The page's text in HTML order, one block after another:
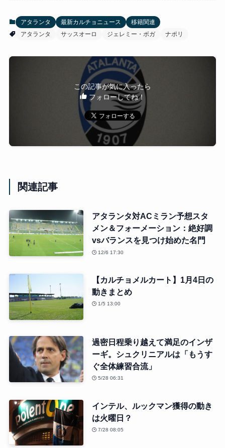
アタランタ 最新カルチョニュース
移籍関連
アタランタ
サッスオーロ ジェレミー・ボガ ナポリ
この記事が気に入ったら
フォローしてね！
関連記事
アタランタ対ACミラン予想スタ
メン＆フォーメーション：絶好調
vsバランスを見つけ始めた名門
12/6 17:30
【カルチョメルカート】1月4日の
動きまとめ
1/5 13:00
過密日程乗り越えて満足のインザ
ーギ。シュクリニアルは「もうす
ぐ全体練習合流」
5/28 06:31
インテル、ルックマン獲得の動き
は火曜日？
7/28 08:05